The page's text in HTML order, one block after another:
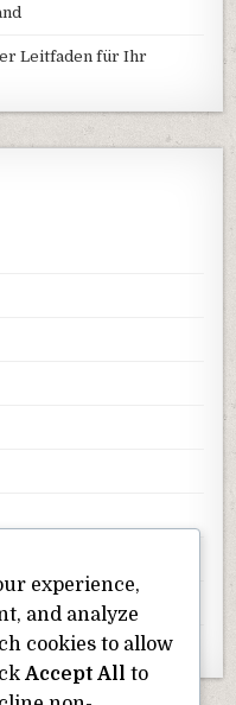
Leitfaden für Ihr
experience,
and analyze
cookies to allow
Accept All to